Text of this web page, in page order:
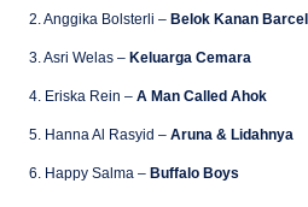
2. Anggika Bolsterli – Belok Kanan
3. Asri Welas – Keluarga Cemara
4. Eriska Rein – A Man Called Ahok
5. Hanna Al Rasyid – Aruna & Lidahnya
6. Happy Salma – Buffalo Boys